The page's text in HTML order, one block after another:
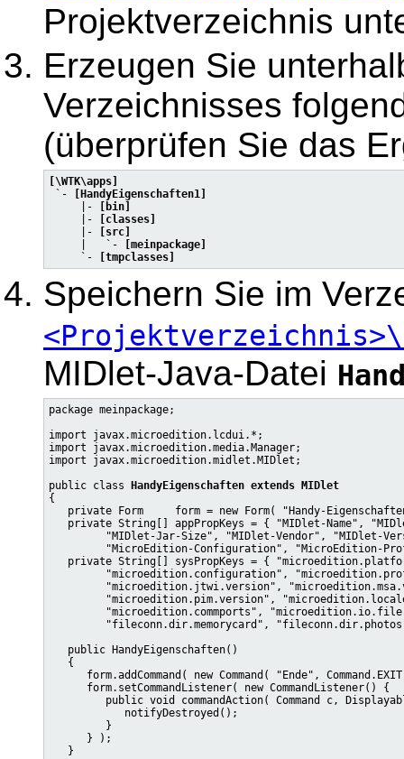
Projektverzeichnis
Erzeugen Sie
Verzeichnisses
(überprüfen Sie das
[\WTK\apps]
`-
[HandyEigenschaften1]
     |-
[bin]
     |-
[classes]
     |-
[src]
     |   `-
[meinpackage]
     `-
[tmpclasses]
Speichern Sie im
MIDlet-Java-Datei
package meinpackage;
import javax.microedition.lcdui.*;
import javax.microedition.media.Manager;
import javax.microedition.midlet.MIDlet;
public class
HandyEigenschaften extends MIDlet
{
private Form     form = new Form( "Handy-
private String[] appPropKeys = { "MIDlet-Name",
"MIDlet-Jar-Size", "MIDlet-Vendor", "MIDlet-
"MicroEdition-Configuration", "MicroEdition-
private String[] sysPropKeys = {
"microedition.configuration",
"microedition.jtwi.version",
"microedition.pim.version",
"microedition.commports",
"fileconn.dir.memorycard",
   public HandyEigenschaften()
   {
form.addCommand( new Command( "Ende",
      form.setCommandListener( new CommandListener() {
public void commandAction( Command c,
            notifyDestroyed();
         }
      } );
   }